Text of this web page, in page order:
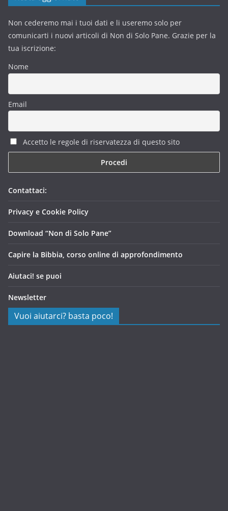
Non cederemo mai i tuoi dati e li useremo solo per
comunicarti i nuovi articoli di Non di Solo Pane. Grazie per la
tua iscrizione:
Nome
Email
Accetto le regole di riservatezza di questo sito
Contattaci:
Privacy e Cookie Policy
Download “Non di Solo Pane”
Capire la Bibbia, corso online di approfondimento
Aiutaci! se puoi
Newsletter
Vuoi aiutarci? basta poco!